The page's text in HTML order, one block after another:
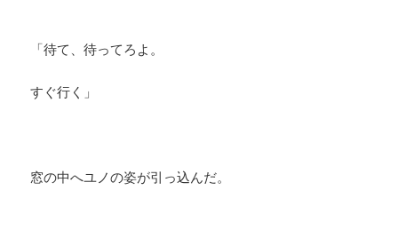
「待て、待ってろよ。
すぐ行く」
窓の中へユノの姿が引っ込んだ。